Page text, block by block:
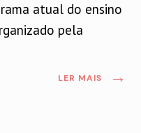
atual do ensino
pela
LER MAIS →